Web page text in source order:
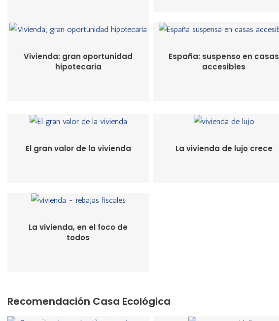
Vivienda: gran oportunidad
hipotecaria
España: suspenso en casas
accesibles
El gran valor de la vivienda La vivienda de lujo crece
La vivienda, en el foco de
todos
Recomendación Casa Ecológica